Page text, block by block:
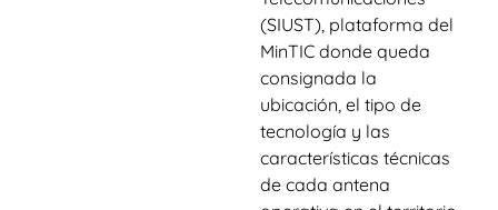
(SIUST), plataforma del
MinTIC donde queda
consignada la
ubicación, el tipo de
tecnología y las
características técnicas
de cada antena